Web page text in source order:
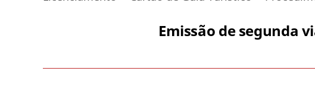
Emissão de segunda